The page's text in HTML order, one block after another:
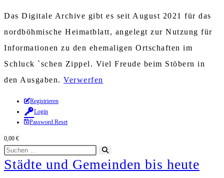
Das Digitale Archive gibt es seit August 2021 für das
nordböhmische Heimatblatt, angelegt zur Nutzung für
Informationen zu den ehemaligen Ortschaften im
Schluck `schen Zippel. Viel Freude beim Stöbern in
den Ausgaben. Verwerfen
Zum
Inhalt
springen
Registrieren
Login
Password Reset
0,00 €
Diese
Website
durchsuchen
starten
Städte und Gemeinden bis heute